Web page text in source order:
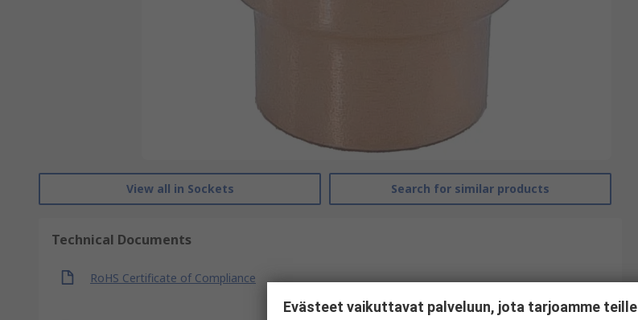
View all in Sockets Search for similar products
Technical Documents
RoHS Certificate of Compliance
Evästeet vaikuttavat palveluun, jota tarjoamme teille